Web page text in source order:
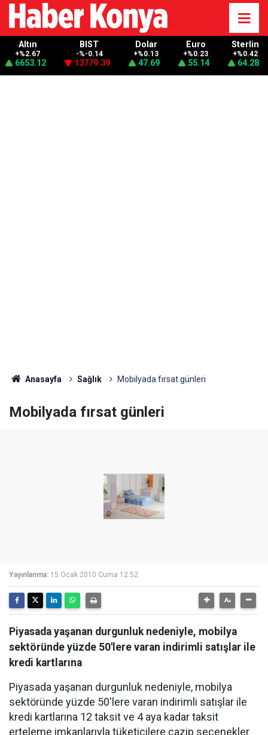
Altın
+%2.67
6653.12
BIST
-%-0.14
13779.39
Dolar
+%0.13
47.69
Euro
+%0.23
55.14
Sterlin
+%0.42
64.28
Anasayfa Sağlık Mobilyada fırsat günleri
Mobilyada fırsat günleri
Yayınlanma: 15 Ocak 2010 Cuma 12:52
Piyasada yaşanan durgunluk nedeniyle, mobilya
sektöründe yüzde 50'lere varan indirimli satışlar ile
kredi kartlarına
Piyasada yaşanan durgunluk nedeniyle, mobilya
sektöründe yüzde 50'lere varan indirimli satışlar ile
kredi kartlarına 12 taksit ve 4 aya kadar taksit
erteleme imkanlarıyla tüketicilere cazip seçenekler